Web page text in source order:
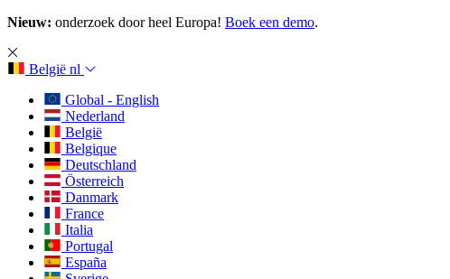
Nieuw: onderzoek door heel Europa! Boek een demo.
België nl
Global - English
Nederland
België
Belgique
Deutschland
Österreich
Danmark
France
Italia
Portugal
España